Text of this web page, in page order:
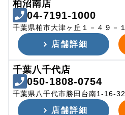
柏沼南店
04-7191-1000
千葉県柏市大津ヶ丘１－４９－１
店舗詳細
千葉八千代店
050-1808-0754
千葉県八千代市勝田台南1-16-32
店舗詳細